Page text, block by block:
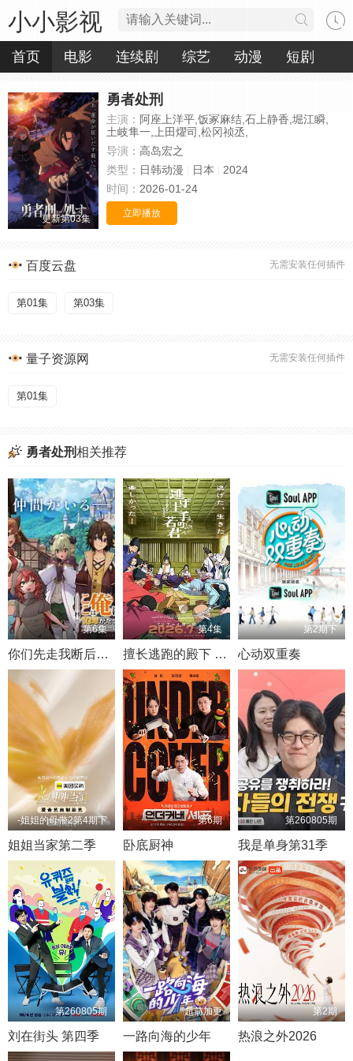
小小影视
首页 电影 连续剧 综艺 动漫 短剧
更新第03集
勇者处刑
主演： 阿座上洋平,饭冢麻结,石上静香,堀江瞬,
土岐隼一,上田燿司,松冈祯丞,
导演： 高岛宏之
类型： 日韩动漫 日本
2024
时间： 2026-01-24
立即播放
无需安装任何插件
百度云盘
第01集 第03集
无需安装任何插件
量子资源网
第01集
勇者处刑相关推荐
第6集
你们先走我断后于是10年后我成为了传说
第4集
擅长逃跑的殿下 第二季
第2期下
心动双重奏
-姐姐的母带2第4期下
姐姐当家第二季
第6期
卧底厨神
第260805期
我是单身第31季
第260805期
刘在街头 第四季
超前加更
一路向海的少年
第2期
热浪之外2026